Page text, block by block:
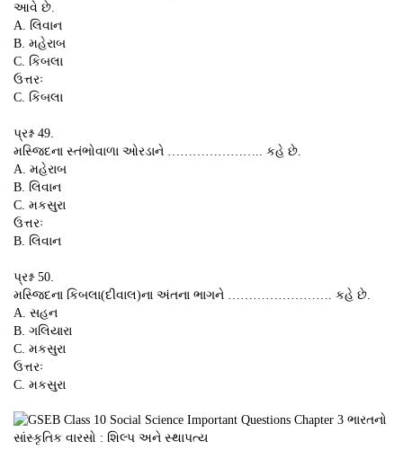
આવે છે.
A. લિવાન
B. મહેરાબ
C. કિબલા
ઉત્તરઃ
C. કિબલા
પ્રશ્ન 49.
મસ્જિદના સ્તંભોવાળા ઓરડાને ………………….. કહે છે.
A. મહેરાબ
B. લિવાન
C. મકસુરા
ઉત્તરઃ
B. લિવાન
પ્રશ્ન 50.
મસ્જિદના કિબલા(દીવાલ)ના અંતના ભાગને ……………………. કહે છે.
A. સહન
B. ગલિયારા
C. મકસુરા
ઉત્તરઃ
C. મકસુરા